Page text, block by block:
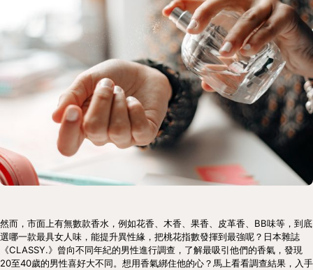
然而，市面上有無數款香水，例如花香、木香、果香、皮革香、BB味等，到底
選哪一款最具女人味，能提升異性緣，把桃花指數發揮到最強呢？日本雜誌
《CLASSY.》曾向不同年紀的男性進行調查，了解最吸引他們的香氣，發現
20至40歲的男性喜好大不同。想用香氣綁住他的心？馬上看看調查結果，入手